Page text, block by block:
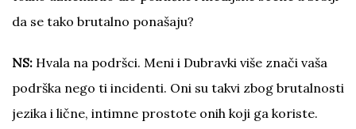
da se tako brutalno ponašaju?
NS: Hvala na podršci. Meni i Dubravki više znači vaša
podrška nego ti incidenti. Oni su takvi zbog brutalnosti
jezika i lične, intimne prostote onih koji ga koriste.